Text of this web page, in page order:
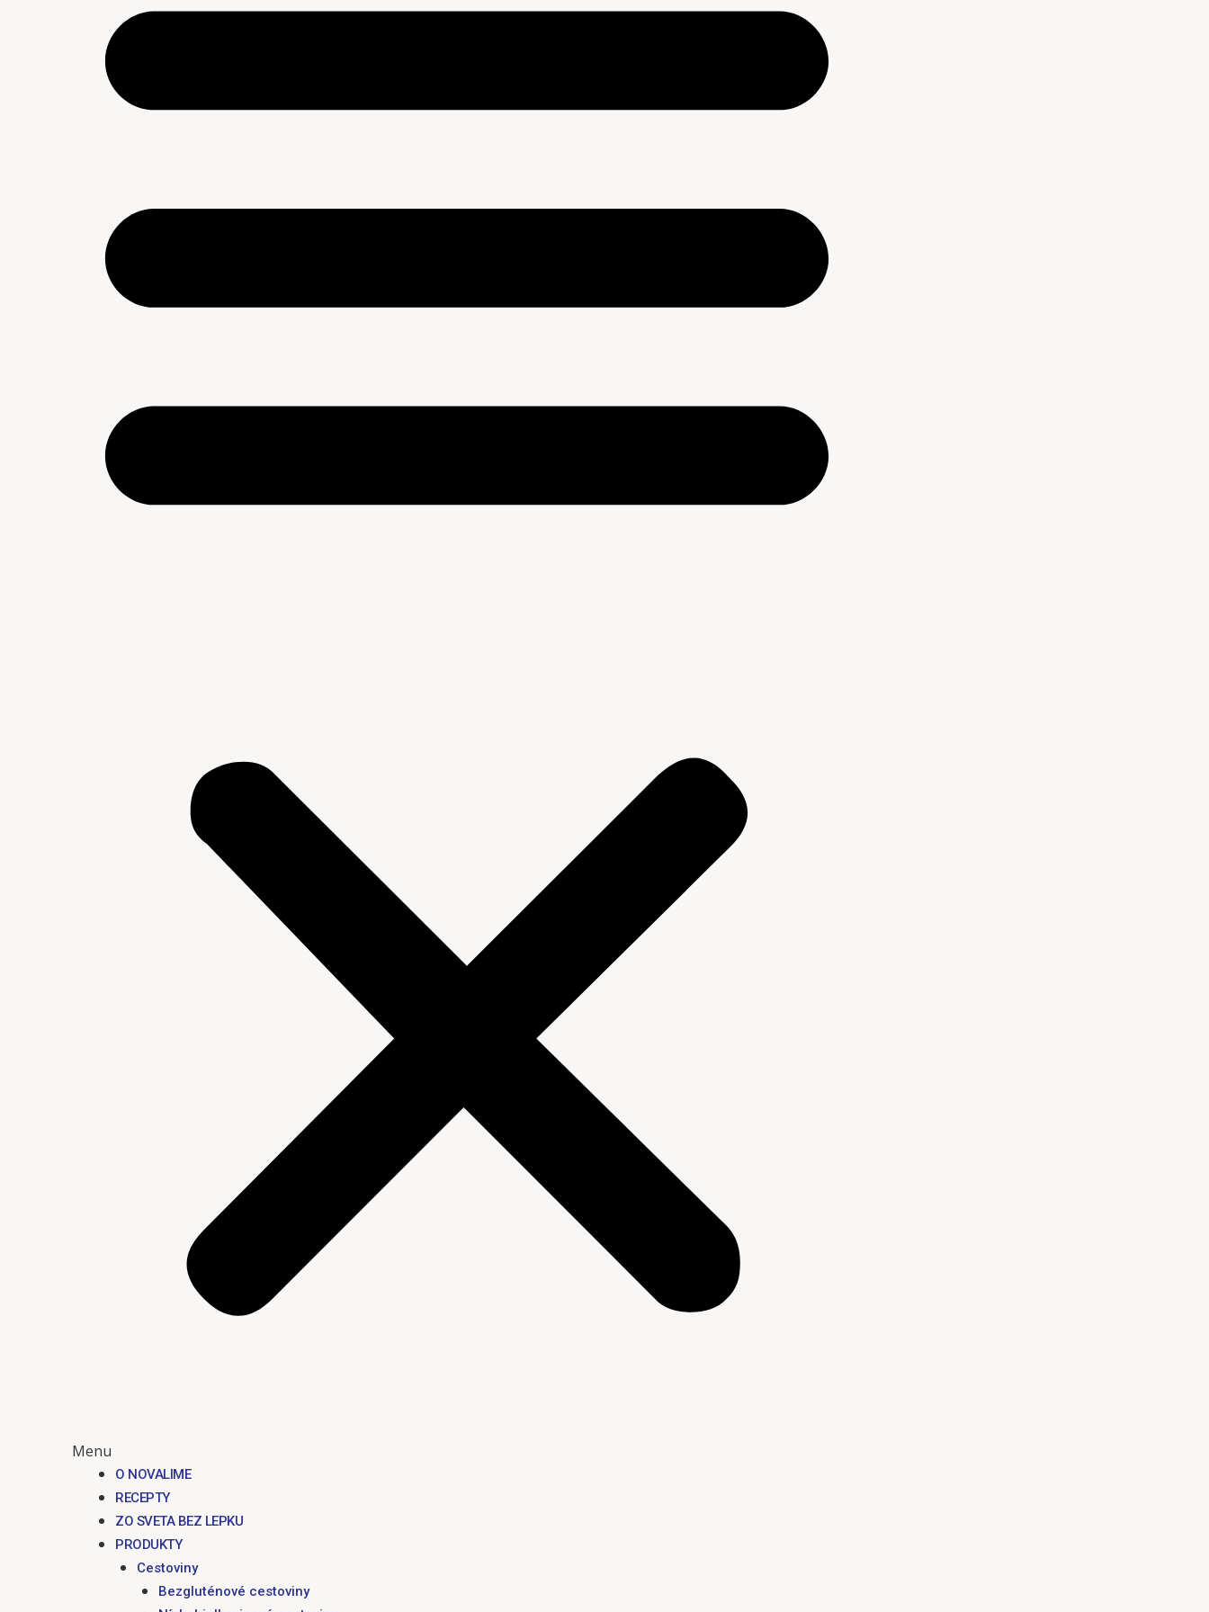
Menu
O NOVALIME
RECEPTY
ZO SVETA BEZ LEPKU
PRODUKTY
Cestoviny
Bezgluténové cestoviny